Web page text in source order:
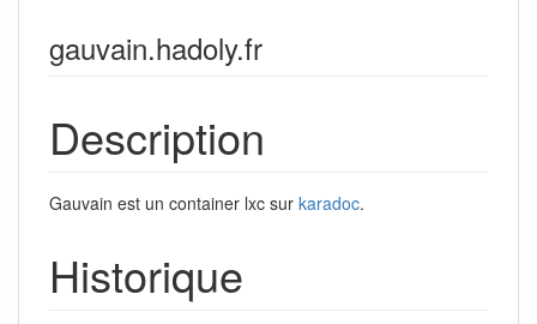
gauvain.hadoly.fr
Description
Gauvain est un container lxc sur karadoc.
Historique